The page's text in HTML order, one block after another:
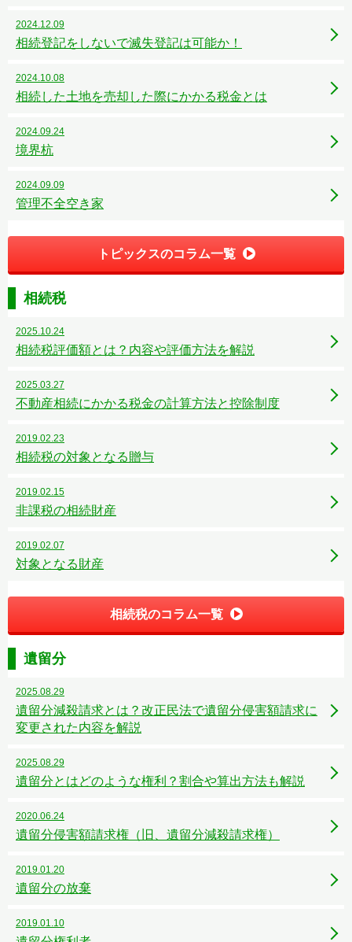
2024.12.09
相続登記をしないで滅失登記は可能か！
2024.10.08
相続した土地を売却した際にかかる税金とは
2024.09.24
境界杭
2024.09.09
管理不全空き家
トピックスのコラム一覧
相続税
2025.10.24
相続税評価額とは？内容や評価方法を解説
2025.03.27
不動産相続にかかる税金の計算方法と控除制度
2019.02.23
相続税の対象となる贈与
2019.02.15
非課税の相続財産
2019.02.07
対象となる財産
相続税のコラム一覧
遺留分
2025.08.29
遺留分減殺請求とは？改正民法で遺留分侵害額請求に
変更された内容を解説
2025.08.29
遺留分とはどのような権利？割合や算出方法も解説
2020.06.24
遺留分侵害額請求権（旧、遺留分減殺請求権）
2019.01.20
遺留分の放棄
2019.01.10